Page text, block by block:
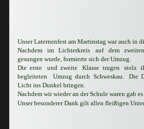
Unser Laternenfest am Martinstag war auch in
Nachdem
im Lichterkreis auf dem zweiten
gesungen wurde, formierte sich der Umzug.
Die erste und zweite Klasse trugen stolz
begleiteten
Umzug durch Schweskau. Die
Licht ins Dunkel bringen.
Nachdem wir wieder an der Schule waren gab
Unser besonderer Dank gilt allen fleißigen